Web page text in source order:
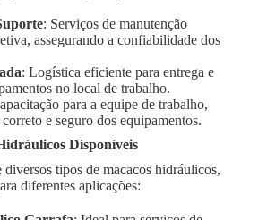
: Serviços de manutenção
assegurando a confiabilidade dos
: Logística eficiente para entrega e
no local de trabalho.
para a equipe de trabalho,
e seguro dos equipamentos.
Disponíveis
tipos de macacos hidráulicos,
diferentes aplicações: